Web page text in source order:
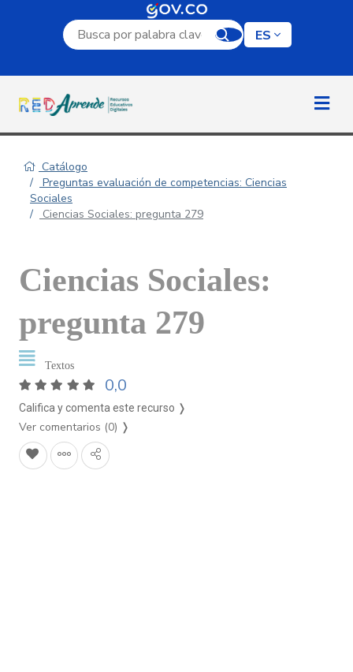
Campo de búsqueda por palabra clave
ES
Catálogo
Preguntas evaluación de competencias: Ciencias
Sociales
Ciencias Sociales: pregunta 279
Ciencias Sociales:
pregunta 279
Textos
0,0
Califica y comenta este recurso ❭
Ver comentarios (0) ❭